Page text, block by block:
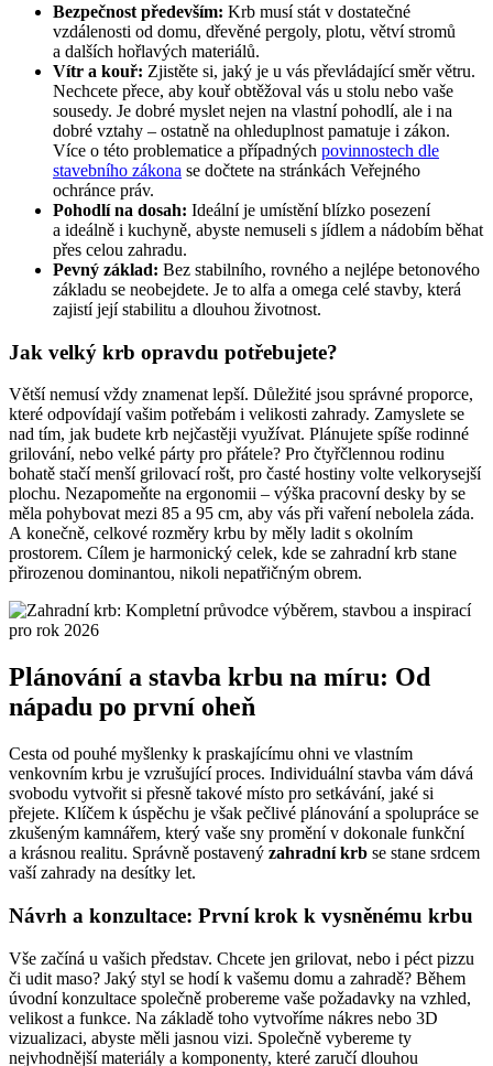
Bezpečnost především: Krb musí stát v dostatečné
vzdálenosti od domu, dřevěné pergoly, plotu, větví stromů
a dalších hořlavých materiálů.
Vítr a kouř: Zjistěte si, jaký je u vás převládající směr větru.
Nechcete přece, aby kouř obtěžoval vás u stolu nebo vaše
sousedy. Je dobré myslet nejen na vlastní pohodlí, ale i na
dobré vztahy – ostatně na ohleduplnost pamatuje i zákon.
Více o této problematice a případných povinnostech dle
stavebního zákona se dočtete na stránkách Veřejného
ochránce práv.
Pohodlí na dosah: Ideální je umístění blízko posezení
a ideálně i kuchyně, abyste nemuseli s jídlem a nádobím běhat
přes celou zahradu.
Pevný základ: Bez stabilního, rovného a nejlépe betonového
základu se neobejdete. Je to alfa a omega celé stavby, která
zajistí její stabilitu a dlouhou životnost.
Jak velký krb opravdu potřebujete?
Větší nemusí vždy znamenat lepší. Důležité jsou správné proporce,
které odpovídají vašim potřebám i velikosti zahrady. Zamyslete se
nad tím, jak budete krb nejčastěji využívat. Plánujete spíše rodinné
grilování, nebo velké párty pro přátele? Pro čtyřčlennou rodinu
bohatě stačí menší grilovací rošt, pro časté hostiny volte velkorysejší
plochu. Nezapomeňte na ergonomii – výška pracovní desky by se
měla pohybovat mezi 85 a 95 cm, aby vás při vaření nebolela záda.
A konečně, celkové rozměry krbu by měly ladit s okolním
prostorem. Cílem je harmonický celek, kde se zahradní krb stane
přirozenou dominantou, nikoli nepatřičným obrem.
Plánování a stavba krbu na míru: Od
nápadu po první oheň
Cesta od pouhé myšlenky k praskajícímu ohni ve vlastním
venkovním krbu je vzrušující proces. Individuální stavba vám dává
svobodu vytvořit si přesně takové místo pro setkávání, jaké si
přejete. Klíčem k úspěchu je však pečlivé plánování a spolupráce se
zkušeným kamnářem, který vaše sny promění v dokonale funkční
a krásnou realitu. Správně postavený zahradní krb se stane srdcem
vaší zahrady na desítky let.
Návrh a konzultace: První krok k vysněnému krbu
Vše začíná u vašich představ. Chcete jen grilovat, nebo i péct pizzu
či udit maso? Jaký styl se hodí k vašemu domu a zahradě? Během
úvodní konzultace společně probereme vaše požadavky na vzhled,
velikost a funkce. Na základě toho vytvoříme nákres nebo 3D
vizualizaci, abyste měli jasnou vizi. Společně vybereme ty
nejvhodnější materiály a komponenty, které zaručí dlouhou